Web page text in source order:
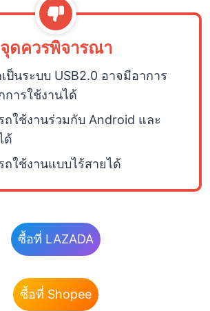
จุดควรพิจารณา
เป็นระบบ USB2.0 อาจมีอาการ
การใช้งานได้
ถใช้งานร่วมกับ Android และ
ด้
ถใช้งานแบบไร้สายได้
ซื้อที่ LAZADA
ซื้อที่ Shopee